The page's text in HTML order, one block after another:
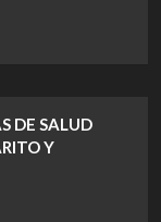
DE SALUD
Y